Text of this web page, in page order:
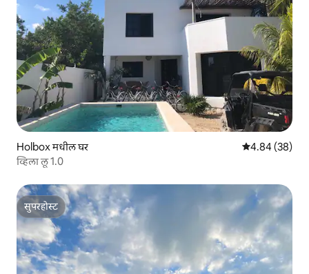
Holbox मधील घर 5 पैकी 4.84
4.84 (38)
व्हिला लू 1.0
सुपरहोस्ट
सुपरहोस्ट